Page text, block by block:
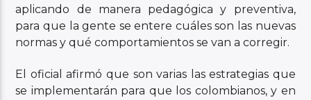
aplicando de manera pedagógica y preventiva,
para que la gente se entere cuáles son las nuevas
normas y qué comportamientos se van a corregir.
El oficial afirmó que son varias las estrategias que
se implementarán para que los colombianos, y en